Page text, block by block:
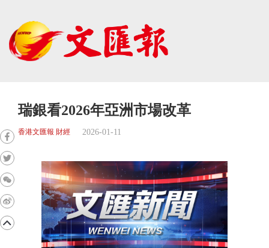
瑞銀看2026年亞洲市場改革
香港文匯報 財經 2026-01-11